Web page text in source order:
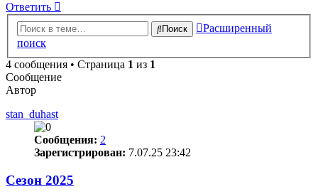
Ответить
Поиск
Расширенный
поиск
4 сообщения • Страница 1 из 1
Сообщение
Автор
stan_duhast
Сообщения: 2
Зарегистрирован: 7.07.25 23:42
Сезон 2025